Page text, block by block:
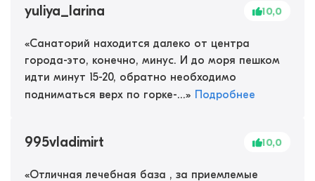
yuliya_larina 10,0
«Санаторий находится далеко от центра
города-это, конечно, минус. И до моря пешком
идти минут 15-20, обратно необходимо
подниматься верх по горке-...» Подробнее
995vladimirt 10,0
«Отличная лечебная база , за приемлемые